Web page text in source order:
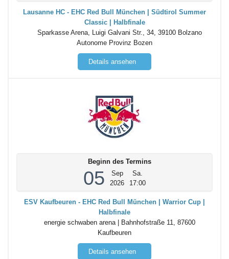
Lausanne HC - EHC Red Bull München | Südtirol Summer
Classic | Halbfinale
Sparkasse Arena, Luigi Galvani Str., 34, 39100 Bolzano
Autonome Provinz Bozen
Details ansehen
Beginn des Termins
05
Sep
2026
Sa.
17:00
ESV Kaufbeuren - EHC Red Bull München | Warrior Cup |
Halbfinale
energie schwaben arena | Bahnhofstraße 11, 87600
Kaufbeuren
Details ansehen